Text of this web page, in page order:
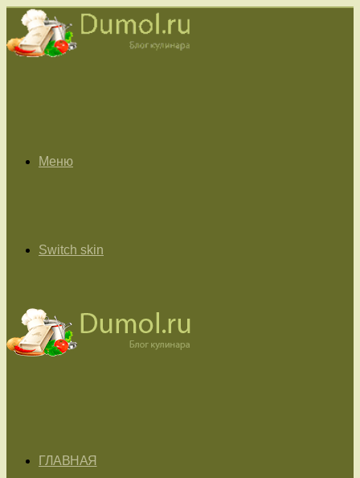
Меню
Switch skin
ГЛАВНАЯ